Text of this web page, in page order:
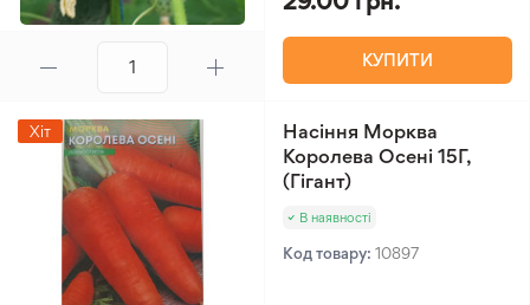
КУПИТИ
Хіт
Насіння Морква
Королева Осені 15Г,
(Гігант)
В наявності
Код товару: 10897